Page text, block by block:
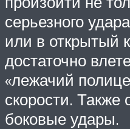
серьезного
или в открытый
достаточно
«лежачий
скорости. Также
боковые удары.